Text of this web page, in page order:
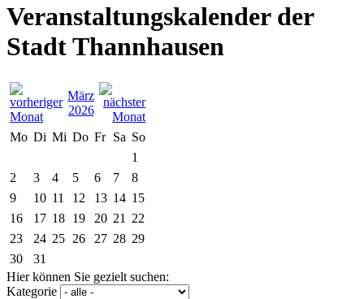
Veranstaltungskalender der
Stadt Thannhausen
März
2026
Mo Di Mi Do Fr Sa So
1
2
3 4 5 6 7
8
9
10 11 12 13 14 15
16
17 18 19 20 21
22
23
24 25 26 27 28 29
30
31
Hier können Sie gezielt suchen:
Kategorie